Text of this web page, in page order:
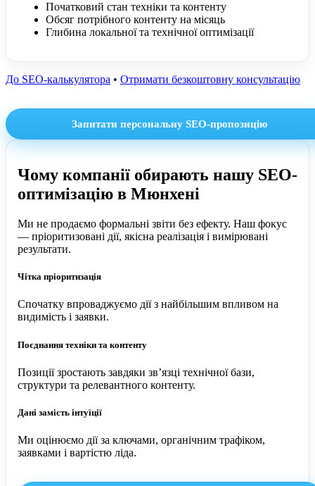
Початковий стан техніки та контенту
Обсяг потрібного контенту на місяць
Глибина локальної та технічної оптимізації
До SEO-калькулятора • Отримати безкоштовну консультацію
Запитати персональну SEO-пропозицію
Чому компанії обирають нашу SEO-
оптимізацію в Мюнхені
Ми не продаємо формальні звіти без ефекту. Наш фокус
— пріоритизовані дії, якісна реалізація і вимірювані
результати.
Чітка пріоритизація
Спочатку впроваджуємо дії з найбільшим впливом на
видимість і заявки.
Поєднання техніки та контенту
Позиції зростають завдяки зв’язці технічної бази,
структури та релевантного контенту.
Дані замість інтуїції
Ми оцінюємо дії за ключами, органічним трафіком,
заявками і вартістю ліда.